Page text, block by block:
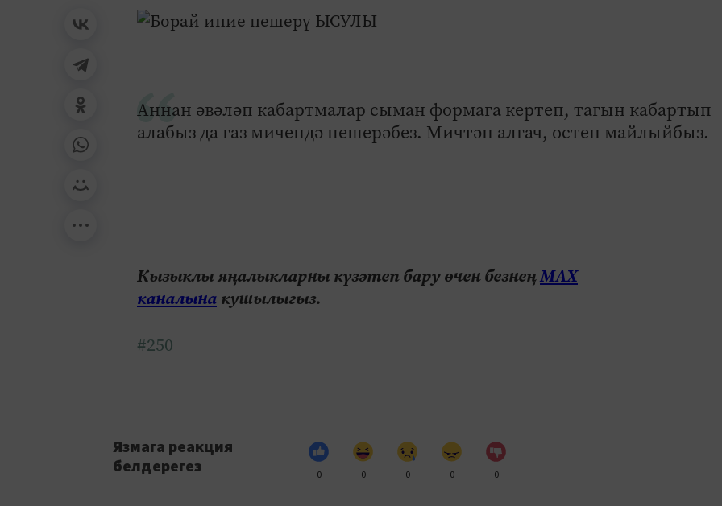
Аннан әвәләп кабартмалар сыман формага кертеп, тагын кабартып
алабыз да газ мичендә пешерәбез. Мичтән алгач, өстен майлыйбыз.
Кызыклы яңалыкларны күзәтеп бару өчен безнеңМАХ
каналына кушылыгыз.
#250
Язмага реакция
белдерегез
0 0 0 0 0